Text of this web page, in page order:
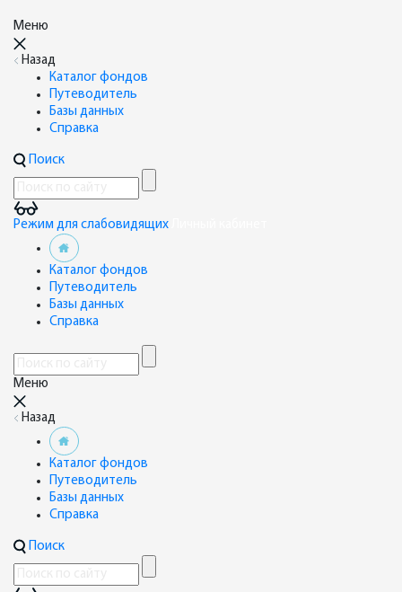
Меню
Назад
Каталог фондов
Путеводитель
Базы данных
Справка
Поиск
Режим для слабовидящих
Каталог фондов
Путеводитель
Базы данных
Справка
Меню
Назад
Каталог фондов
Путеводитель
Базы данных
Справка
Поиск